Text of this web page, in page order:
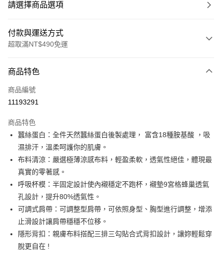
請選擇商品選項
付款與運送方式
超取滿NT$490免運
信用卡一次付款
超商取貨付款
Apple Pay
街口支付
悠遊付
AFTEE先享後付
相關說明
【關於「AFTEE先享後付」】
AFTEE先享後付是「在收到商品之後才付款」的支付方式。 讓您購物簡單
１．簡單：不需註冊會員、不需綁卡、不需儲值。
２．便利：只要手機號碼，簡訊認證，即可結帳。
ATM付款
運送方式
商品特色
商品編號
11193291
商品特色
蠶絲蛋白：全件天然蠶絲蛋白後製處理， 富含18種胺基酸 ，吸
濕排汗，溫柔呵護你的肌膚。
布料清涼：嚴選極薄涼感布料，輕盈柔軟，透氣性絕佳，體現最
真實的零著感。
呼吸杯模：半固定設計使內襯穩定不跑杯，襯墊9宮格蜂巢透氣
孔設計，提升80%透氣性。
可調式肩帶：可調整型肩帶，可依照身型、胸型進行調整，增添
止滑設計讓肩帶穩穩不位移。
隱形背扣：親膚布料搭配三排三勾貼合式背扣設計，讓妳輕鬆穿
脫更自在 !